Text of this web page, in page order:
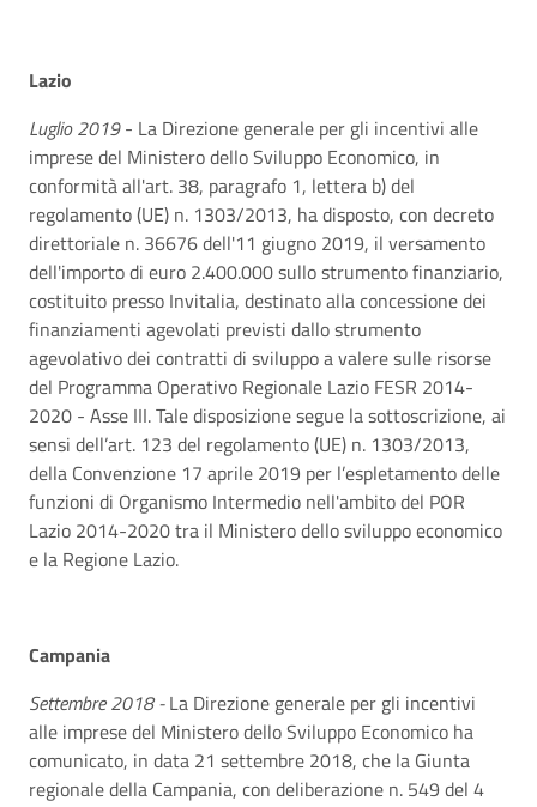
Lazio
Luglio 2019- La Direzione generale per gli incentivi alle
imprese del Ministero dello Sviluppo Economico, in
conformità all'art. 38, paragrafo 1, lettera b) del
regolamento (UE) n. 1303/2013, ha disposto, con decreto
direttoriale n. 36676 dell'11 giugno 2019, il versamento
dell'importo di euro 2.400.000 sullo strumento finanziario,
costituito presso Invitalia, destinato alla concessione dei
finanziamenti agevolati previsti dallo strumento
agevolativo dei contratti di sviluppo a valere sulle risorse
del Programma Operativo Regionale Lazio FESR 2014-
2020 - Asse III. Tale disposizione segue la sottoscrizione, ai
sensi dell’art. 123 del regolamento (UE) n. 1303/2013,
della Convenzione 17 aprile 2019 per l’espletamento delle
funzioni di Organismo Intermedio nell'ambito del POR
Lazio 2014-2020 tra il Ministero dello sviluppo economico
e la Regione Lazio.
Campania
Settembre 2018 -La Direzione generale per gli incentivi
alle imprese del Ministero dello Sviluppo Economico ha
comunicato, in data 21 settembre 2018, che la Giunta
regionale della Campania, con deliberazione n. 549 del 4